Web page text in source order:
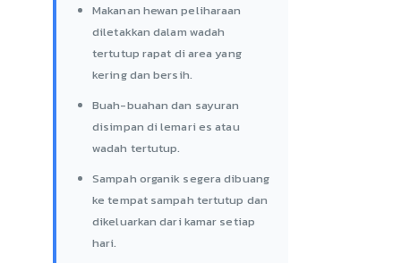
Makanan hewan peliharaan
diletakkan dalam wadah
tertutup rapat di area yang
kering dan bersih.
Buah-buahan dan sayuran
disimpan di lemari es atau
wadah tertutup.
Sampah organik segera dibuang
ke tempat sampah tertutup dan
dikeluarkan dari kamar setiap
hari.